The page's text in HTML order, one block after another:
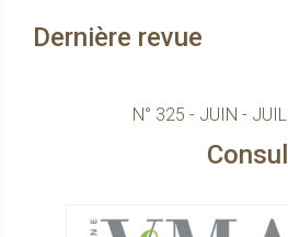
Dernière revue
N° 325 - JUIN -
Consultez le